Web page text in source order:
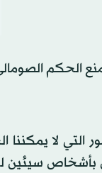
الحكم
التي لا
سيئين